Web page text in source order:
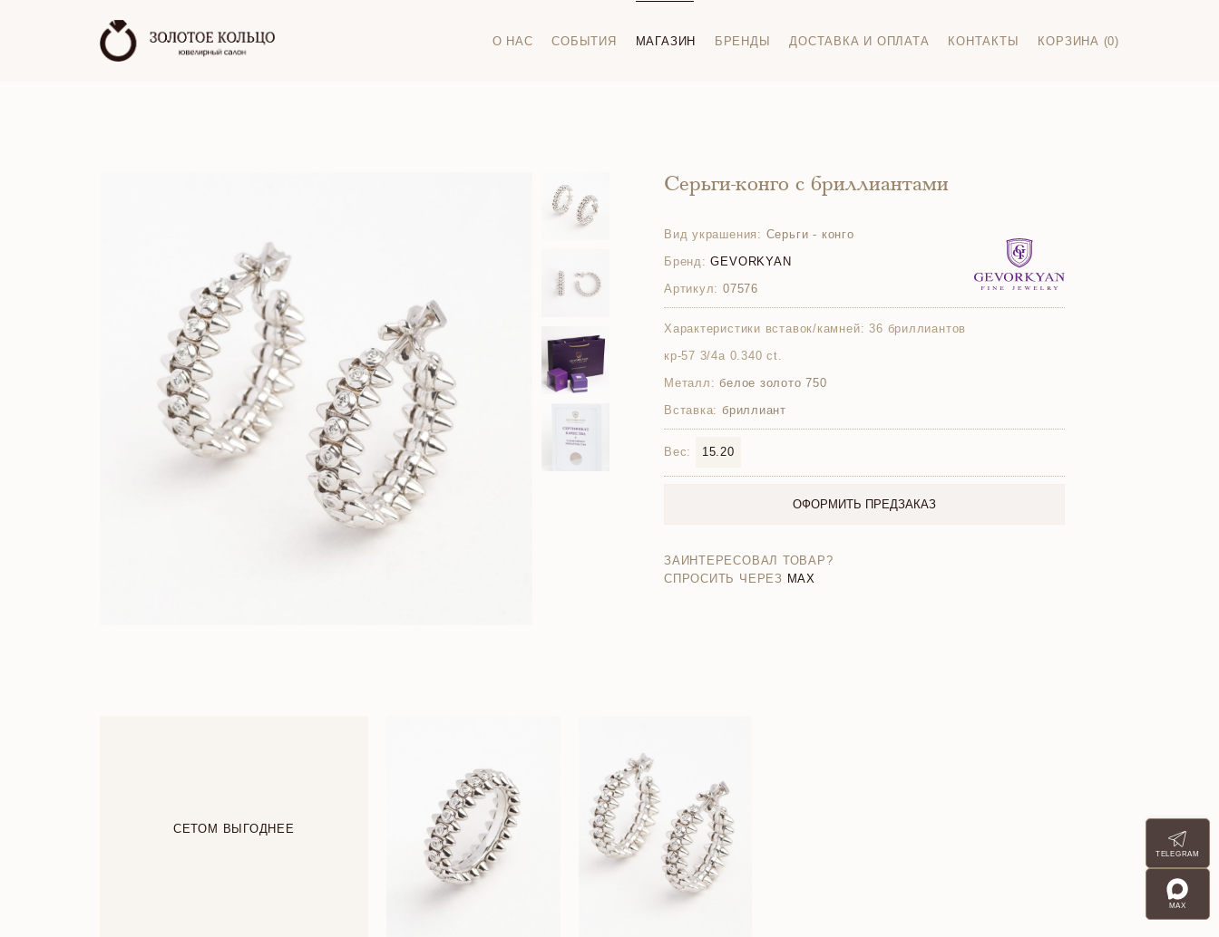
О НАС СОБЫТИЯ МАГАЗИН БРЕНДЫ ДОСТАВКА И ОПЛАТА КОНТАКТЫ КОРЗИНА (0)
Серьги-конго с бриллиантами
Вид украшения: Серьги - конго
Бренд: GEVORKYAN
Артикул: 07576
Характеристики вставок/камней: 36 бриллиантов
кр-57 3/4а 0.340 ct.
Металл: белое золото 750
Вставка: бриллиант
Вес: 15.20
ОФОРМИТЬ ПРЕДЗАКАЗ
ЗАИНТЕРЕСОВАЛ ТОВАР?
СПРОСИТЬ ЧЕРЕЗ MAX
СЕТОМ ВЫГОДНЕЕ
TELEGRAM
MAX